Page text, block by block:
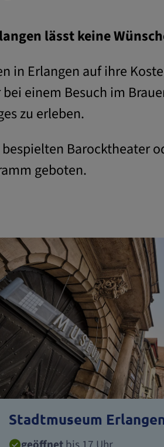
lässt keine
in Erlangen auf ihre
einem Besuch im
zu erleben.
Barocktheater
geboten.
Stadtmuseum